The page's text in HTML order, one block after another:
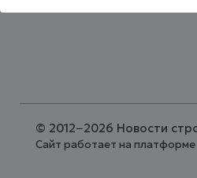
© 2012−2026 Новости
Сайт работает на платформе